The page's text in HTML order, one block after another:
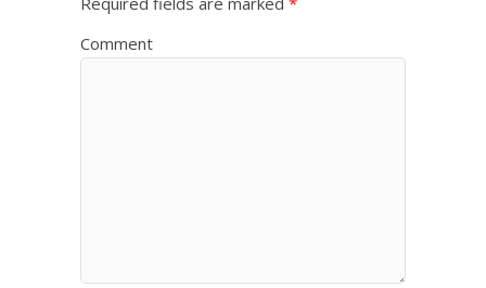
Comment